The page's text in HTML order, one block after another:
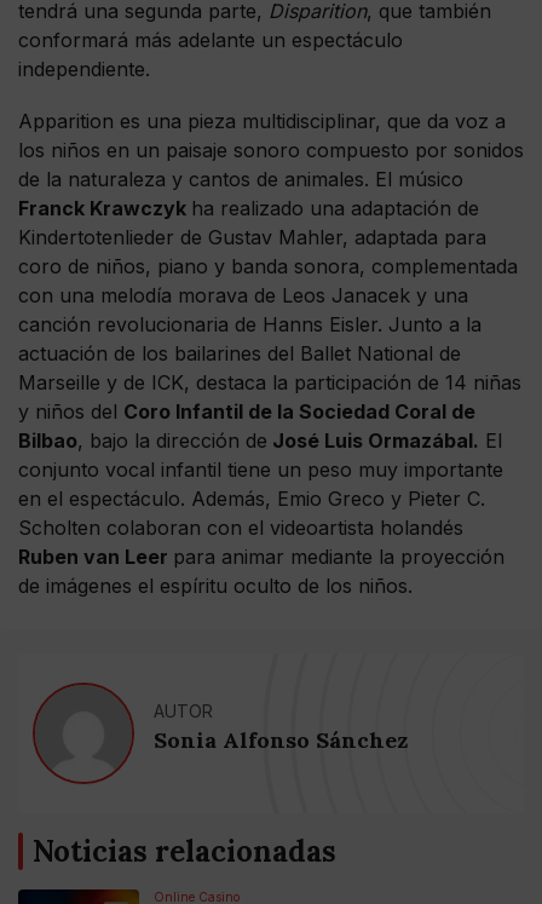
tendrá una segunda parte, Disparition, que también
conformará más adelante un espectáculo
independiente.
Apparition es una pieza multidisciplinar, que da voz a
los niños en un paisaje sonoro compuesto por sonidos
de la naturaleza y cantos de animales. El músico
Franck Krawczyk ha realizado una adaptación de
Kindertotenlieder de Gustav Mahler, adaptada para
coro de niños, piano y banda sonora, complementada
con una melodía morava de Leos Janacek y una
canción revolucionaria de Hanns Eisler. Junto a la
actuación de los bailarines del Ballet National de
Marseille y de ICK, destaca la participación de 14 niñas
y niños del Coro Infantil de la Sociedad Coral de
Bilbao, bajo la dirección de José Luis Ormazábal. El
conjunto vocal infantil tiene un peso muy importante
en el espectáculo. Además, Emio Greco y Pieter C.
Scholten colaboran con el videoartista holandés
Ruben van Leer para animar mediante la proyección
de imágenes el espíritu oculto de los niños.
AUTOR
Sonia Alfonso Sánchez
Noticias relacionadas
Online Casino